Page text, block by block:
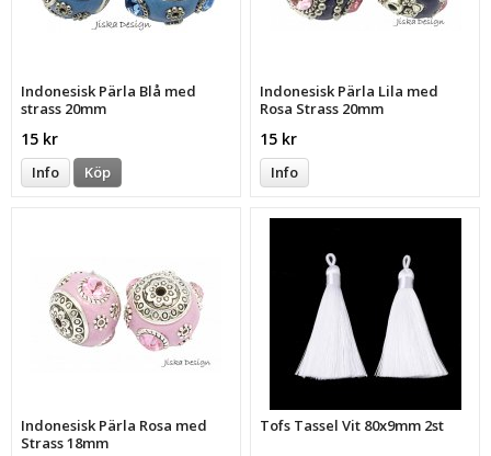
Indonesisk Pärla Blå med
strass 20mm
15 kr
Info Köp
Indonesisk Pärla Lila med
Rosa Strass 20mm
15 kr
Info
Indonesisk Pärla Rosa med
Strass 18mm
Tofs Tassel Vit 80x9mm 2st